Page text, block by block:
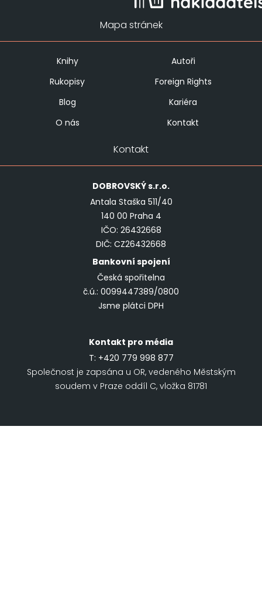
Mapa stránek
Knihy
Autoři
Rukopisy
Foreign Rights
Blog
Kariéra
O nás
Kontakt
Kontakt
DOBROVSKÝs.r.o.
Antala Staška 511/40
140 00 Praha 4
IČO: 26432668
DIČ: CZ26432668
Bankovní spojení
Česká spořitelna
č.ú.: 0099447389/0800
Jsme plátci DPH
Kontakt pro média
T: +420 779 998 877
Společnost je zapsána u OR, vedeného Městským
soudem v Praze oddíl C, vložka 81781